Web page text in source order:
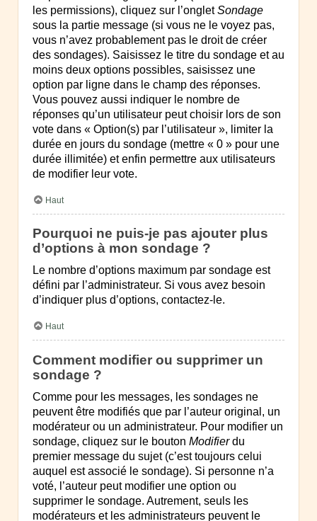
les permissions), cliquez sur l’ongletSondage
sous la partie message (si vous ne le voyez pas,
vous n’avez probablement pas le droit de créer
des sondages). Saisissez le titre du sondage et au
moins deux options possibles, saisissez une
option par ligne dans le champ des réponses.
Vous pouvez aussi indiquer le nombre de
réponses qu’un utilisateur peut choisir lors de son
vote dans « Option(s) par l’utilisateur », limiter la
durée en jours du sondage (mettre « 0 » pour une
durée illimitée) et enfin permettre aux utilisateurs
de modifier leur vote.
Haut
Pourquoi ne puis-je pas ajouter plus
d’options à mon sondage ?
Le nombre d’options maximum par sondage est
défini par l’administrateur. Si vous avez besoin
d’indiquer plus d’options, contactez-le.
Haut
Comment modifier ou supprimer un
sondage ?
Comme pour les messages, les sondages ne
peuvent être modifiés que par l’auteur original, un
modérateur ou un administrateur. Pour modifier un
sondage, cliquez sur le bouton Modifierdu
premier message du sujet (c’est toujours celui
auquel est associé le sondage). Si personne n’a
voté, l’auteur peut modifier une option ou
supprimer le sondage. Autrement, seuls les
modérateurs et les administrateurs peuvent le